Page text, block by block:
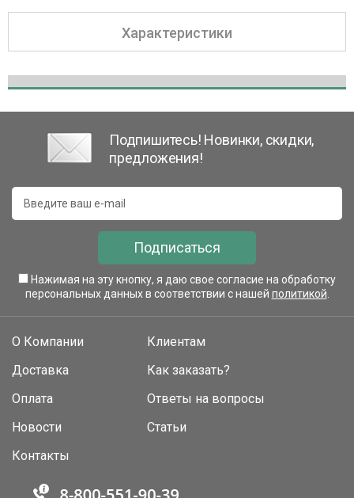
Характеристики
Подпишитесь! Новинки, скидки,
предложения!
Подписаться
Нажимая на эту кнопку, я даю свое согласие на обработку
персональных данных в соответствии с нашей политикой
О Компании
Доставка
Оплата
Новости
Клиентам
Как заказать?
Ответы на вопросы
Статьи
Контакты